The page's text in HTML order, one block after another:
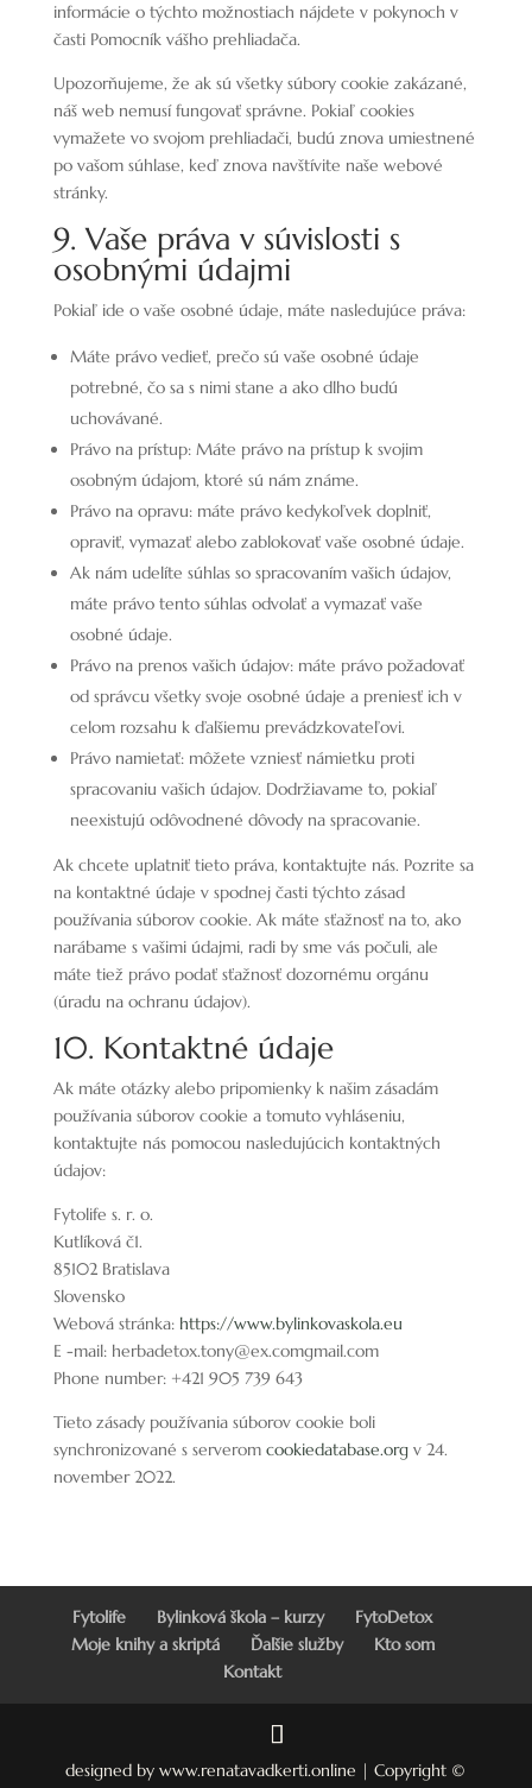
informácie o týchto možnostiach nájdete v pokynoch v
časti Pomocník vášho prehliadača.
Upozorňujeme, že ak sú všetky súbory cookie zakázané,
náš web nemusí fungovať správne. Pokiaľ cookies
vymažete vo svojom prehliadači, budú znova umiestnené
po vašom súhlase, keď znova navštívite naše webové
stránky.
9. Vaše práva v súvislosti s
osobnými údajmi
Pokiaľ ide o vaše osobné údaje, máte nasledujúce práva:
Máte právo vedieť, prečo sú vaše osobné údaje
potrebné, čo sa s nimi stane a ako dlho budú
uchovávané.
Právo na prístup: Máte právo na prístup k svojim
osobným údajom, ktoré sú nám známe.
Právo na opravu: máte právo kedykoľvek doplniť,
opraviť, vymazať alebo zablokovať vaše osobné údaje.
Ak nám udelíte súhlas so spracovaním vašich údajov,
máte právo tento súhlas odvolať a vymazať vaše
osobné údaje.
Právo na prenos vašich údajov: máte právo požadovať
od správcu všetky svoje osobné údaje a preniesť ich v
celom rozsahu k ďalšiemu prevádzkovateľovi.
Právo namietať: môžete vzniesť námietku proti
spracovaniu vašich údajov. Dodržiavame to, pokiaľ
neexistujú odôvodnené dôvody na spracovanie.
Ak chcete uplatniť tieto práva, kontaktujte nás. Pozrite sa
na kontaktné údaje v spodnej časti týchto zásad
používania súborov cookie. Ak máte sťažnosť na to, ako
narábame s vašimi údajmi, radi by sme vás počuli, ale
máte tiež právo podať sťažnosť dozornému orgánu
(úradu na ochranu údajov).
10. Kontaktné údaje
Ak máte otázky alebo pripomienky k našim zásadám
používania súborov cookie a tomuto vyhláseniu,
kontaktujte nás pomocou nasledujúcich kontaktných
údajov:
Fytolife s. r. o.
Kutlíková č1.
85102 Bratislava
Slovensko
Webová stránka: https://www.bylinkovaskola.eu
E -mail: herbadetox.tony@ex.comgmail.com
Phone number: +421 905 739 643
Tieto zásady používania súborov cookie boli
synchronizované s serverom cookiedatabase.orgv 24.
november 2022.
Fytolife Bylinková škola – kurzy
FytoDetox
Moje knihy a skriptá
Ďalšie služby
Kto som
Kontakt
designed by www.renatavadkerti.online | Copyright ©